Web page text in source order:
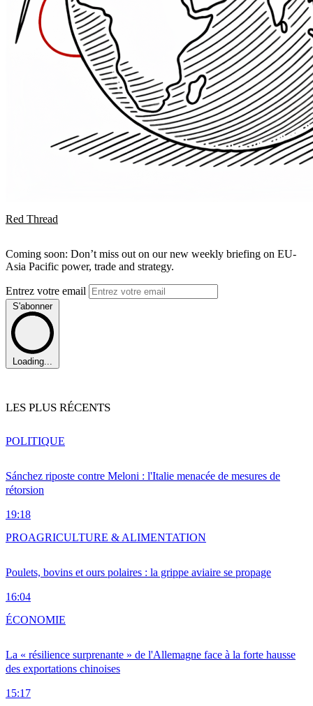
Red Thread
Coming soon: Don’t miss out on our new weekly briefing on EU-
Asia Pacific power, trade and strategy.
Entrez votre email
S'abonner
Loading...
LES PLUS RÉCENTS
Sánchez riposte contre Meloni : l'Italie menacée de mesures de
rétorsion
19:18
POLITIQUE
Poulets, bovins et ours polaires : la grippe aviaire se propage
16:04
PROAGRICULTURE & ALIMENTATION
La « résilience surprenante » de l'Allemagne face à la forte hausse
des exportations chinoises
15:17
ÉCONOMIE